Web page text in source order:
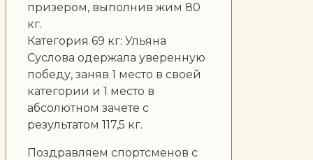
призером, выполнив жим 80
кг.
Категория 69 кг: Ульяна
Суслова одержала уверенную
победу, заняв 1 место в своей
категории и 1 место в
абсолютном зачете с
результатом 117,5 кг.
Поздравляем спортсменов с